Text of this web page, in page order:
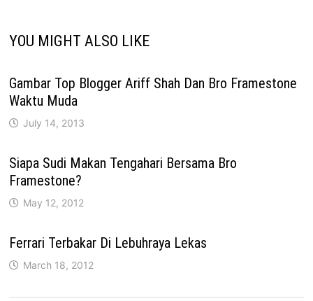
YOU MIGHT ALSO LIKE
Gambar Top Blogger Ariff Shah Dan Bro Framestone
Waktu Muda
July 14, 2013
Siapa Sudi Makan Tengahari Bersama Bro
Framestone?
May 12, 2012
Ferrari Terbakar Di Lebuhraya Lekas
March 18, 2012